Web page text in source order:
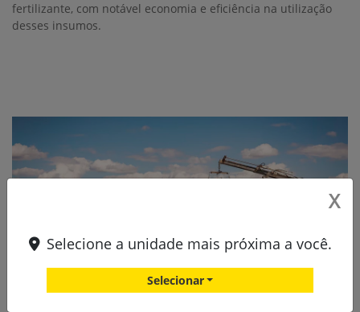
fertilizante, com notável economia e eficiência na utilização
desses insumos.
X
Selecione a unidade mais próxima a você.
Selecionar